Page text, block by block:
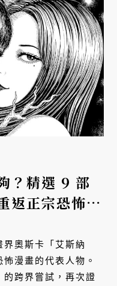
？精選 9 部
返正宗恐怖源
奧斯卡「艾斯納
漫畫的代表人物。
跨界嘗試，再次證